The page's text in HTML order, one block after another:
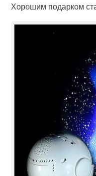
Хорошим подарком